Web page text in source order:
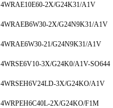
4WRAE10E60-2X/G24K31/A1V
4WRAEB6W30-2X/G24N9K31/A1V
4WRAE6W30-21/G24N9K31/A1V
4WRSE6V10-3X/G24K0/A1V-SO644
4WRSEH6V24LD-3X/G24KO/A1V
4WRPEH6C40L-2X/G24KO/F1M